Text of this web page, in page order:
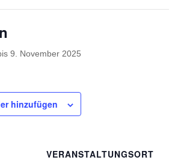
9. November 2025
hinzufügen
VERANSTALTUNGSORT